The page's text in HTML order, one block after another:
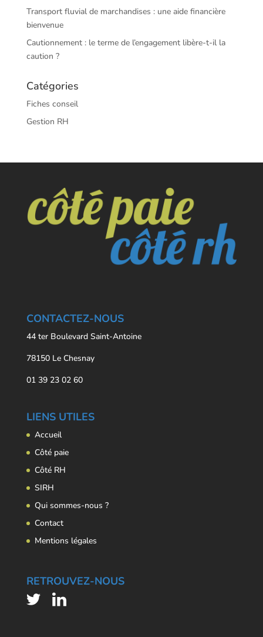
Transport fluvial de marchandises : une aide financière
bienvenue
Cautionnement : le terme de l’engagement libère-t-il la
caution ?
Catégories
Fiches conseil
Gestion RH
CONTACTEZ-NOUS
44 ter Boulevard Saint-Antoine
78150 Le Chesnay
01 39 23 02 60
LIENS UTILES
Accueil
Côté paie
Côté RH
SIRH
Qui sommes-nous ?
Contact
Mentions légales
RETROUVEZ-NOUS